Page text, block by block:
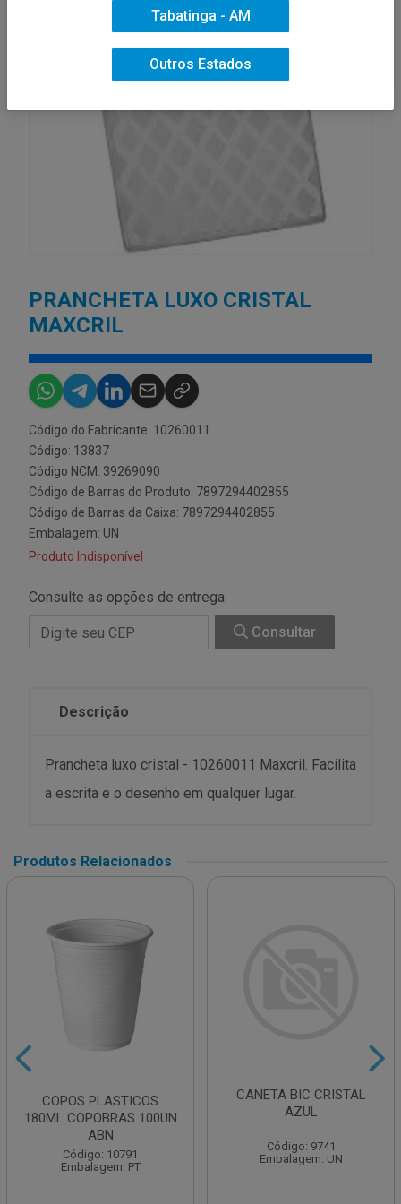
PRANCHETA LUXO CRISTAL
MAXCRIL
Código do Fabricante: 10260011
Código: 13837
Código NCM: 39269090
Código de Barras do Produto: 7897294402855
Código de Barras da Caixa: 7897294402855
Embalagem: UN
Produto Indisponível
Consulte as opções de entrega
Consultar
Descrição
Prancheta luxo cristal - 10260011 Maxcril. Facilita
a escrita e o desenho em qualquer lugar.
Produtos Relacionados
COPOS PLASTICOS
180ML COPOBRAS 100UN
ABN
Código: 10791
Embalagem: PT
CANETA BIC CRISTAL
AZUL
Código: 9741
Embalagem: UN
Tabatinga - AM
Outros Estados